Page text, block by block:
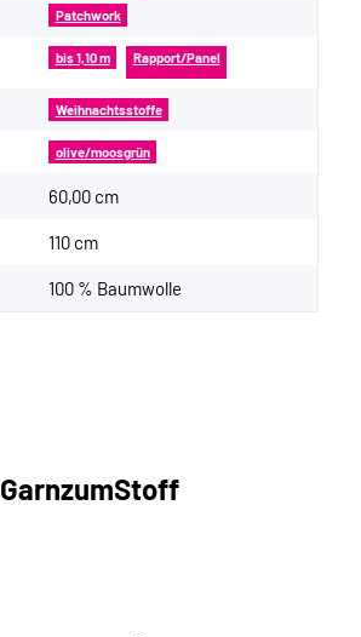
Patchwork
bis 1,10 m Rapport/Panel
Weihnachtsstoffe
olive/moosgrün
60,00 cm
110 cm
100 % Baumwolle
GarnzumStoff